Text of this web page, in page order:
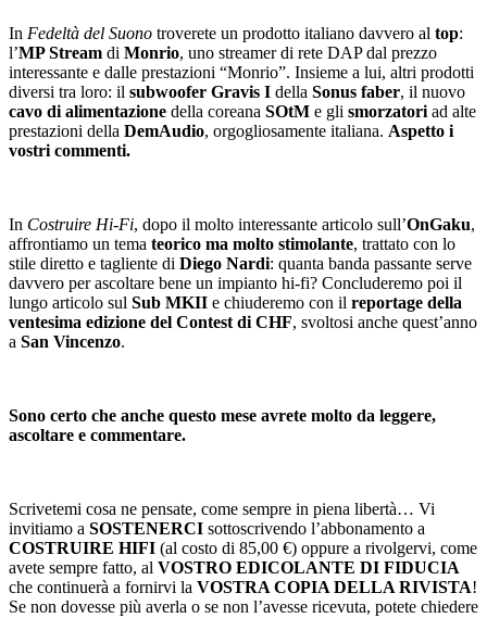
In Fedeltà del Suono troverete un prodotto italiano davvero al top:
l’MP Stream di Monrio, uno streamer di rete DAP dal prezzo
interessante e dalle prestazioni “Monrio”. Insieme a lui, altri prodotti
diversi tra loro: il subwoofer Gravis I della Sonus faber, il nuovo
cavo di alimentazione della coreana SOtM e gli smorzatori ad alte
prestazioni della DemAudio, orgogliosamente italiana. Aspetto i
vostri commenti.
In Costruire Hi-Fi, dopo il molto interessante articolo sull’OnGaku,
affrontiamo un tema teorico ma molto stimolante, trattato con lo
stile diretto e tagliente di Diego Nardi: quanta banda passante serve
davvero per ascoltare bene un impianto hi-fi? Concluderemo poi il
lungo articolo sul Sub MKII e chiuderemo con il reportage della
ventesima edizione del Contest di CHF, svoltosi anche quest’anno
a San Vincenzo.
Sono certo che anche questo mese avrete molto da leggere,
ascoltare e commentare.
Scrivetemi cosa ne pensate, come sempre in piena libertà… Vi
invitiamo a SOSTENERCI sottoscrivendo l’abbonamento a
COSTRUIRE HIFI (al costo di 85,00 €) oppure a rivolgervi, come
avete sempre fatto, al VOSTRO EDICOLANTE DI FIDUCIA
che continuerà a fornirvi la VOSTRA COPIA DELLA RIVISTA!
Se non dovesse più averla o se non l’avesse ricevuta, potete chiedere